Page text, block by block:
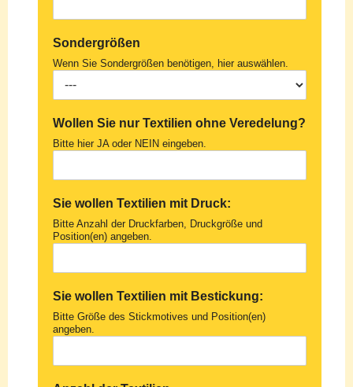
Sondergrößen
Wenn Sie Sondergrößen benötigen, hier auswählen.
Wollen Sie nur Textilien ohne Veredelung?
Bitte hier JA oder NEIN eingeben.
Sie wollen Textilien mit Druck:
Bitte Anzahl der Druckfarben, Druckgröße und
Position(en) angeben.
Sie wollen Textilien mit Bestickung:
Bitte Größe des Stickmotives und Position(en)
angeben.